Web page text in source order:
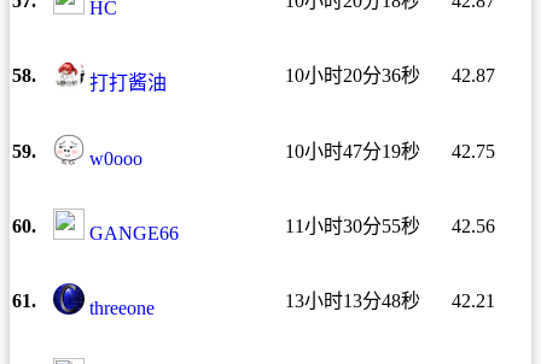
HC
58. 打打酱油 10小时20分36秒 42.87
59. w0ooo 10小时47分19秒 42.75
60. GANGE66 11小时30分55秒 42.56
61. threeone 13小时13分48秒 42.21